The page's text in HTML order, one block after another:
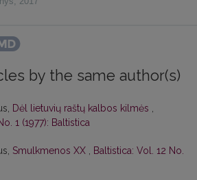
by the same author(s)
Dėl lietuvių raštų kalbos kilmės
1 (1977): Baltistica
Smulkmenos XX
Baltistica: Vol. 12 No.